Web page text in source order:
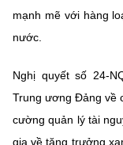
Tiêu chuẩn, đo
Voice
mạnh mẽ với hàng
nước.
Nghị quyết số 24-
Trung ương Đảng về
cường quản lý tài
gia về tăng trưởng